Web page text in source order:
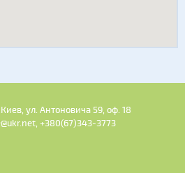
ул. Антоновича 59, оф. 18
+380(67)343-3773